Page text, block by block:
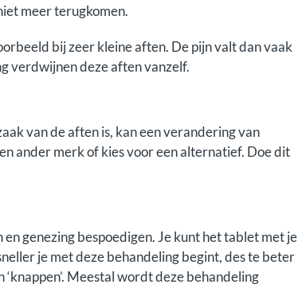
meer terugkomen.
bij zeer kleine aften. De pijn valt dan vaak
verdwijnen deze aften vanzelf.
van de aften is, kan een verandering van
ander merk of kies voor een alternatief. Doe dit
genezing bespoedigen. Je kunt het tablet met je
je met deze behandeling begint, des te beter
Meestal wordt deze behandeling